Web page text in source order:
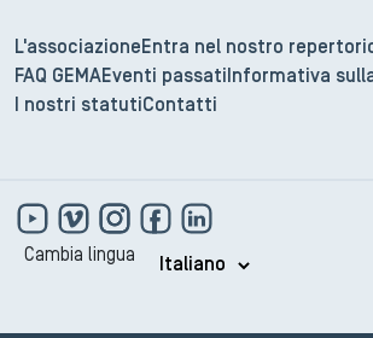
L'associazione Entra nel nostro
FAQ GEMAEventi passati
Informativa
I nostri statuti Contatti
Cambia lingua